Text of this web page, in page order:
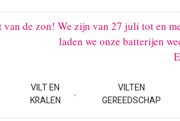
de zon! We zijn van 27 juli tot en
laden we onze batterijen
VILT EN
KRALEN
VILTEN
GEREEDSCHAP